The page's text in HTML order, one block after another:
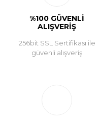
%100 GÜVENLİ
ALIŞVERİŞ
256bit SSL Sertifikası ile
güvenli alışveriş